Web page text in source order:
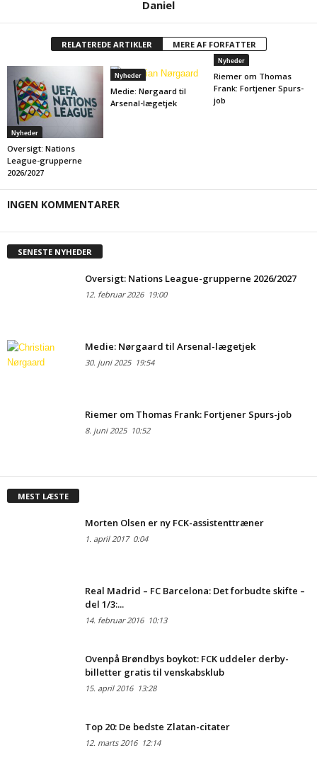
Daniel
RELATEREDE ARTIKLER MERE AF FORFATTER
Nyheder
Oversigt: Nations
League-grupperne
2026/2027
Nyheder
Medie: Nørgaard til
Arsenal-lægetjek
Nyheder
Riemer om Thomas
Frank: Fortjener Spurs-
job
INGEN KOMMENTARER
SENESTE NYHEDER
Oversigt: Nations League-grupperne 2026/2027
12. februar 202619:00
Medie: Nørgaard til Arsenal-lægetjek
30. juni 202519:54
Riemer om Thomas Frank: Fortjener Spurs-job
8. juni 202510:52
MEST LÆSTE
Morten Olsen er ny FCK-assistenttræner
1. april 20170:04
Real Madrid – FC Barcelona: Det forbudte skifte –
del 1/3:...
14. februar 201610:13
Ovenpå Brøndbys boykot: FCK uddeler derby-
billetter gratis til venskabsklub
15. april 201613:28
Top 20: De bedste Zlatan-citater
12. marts 201612:14